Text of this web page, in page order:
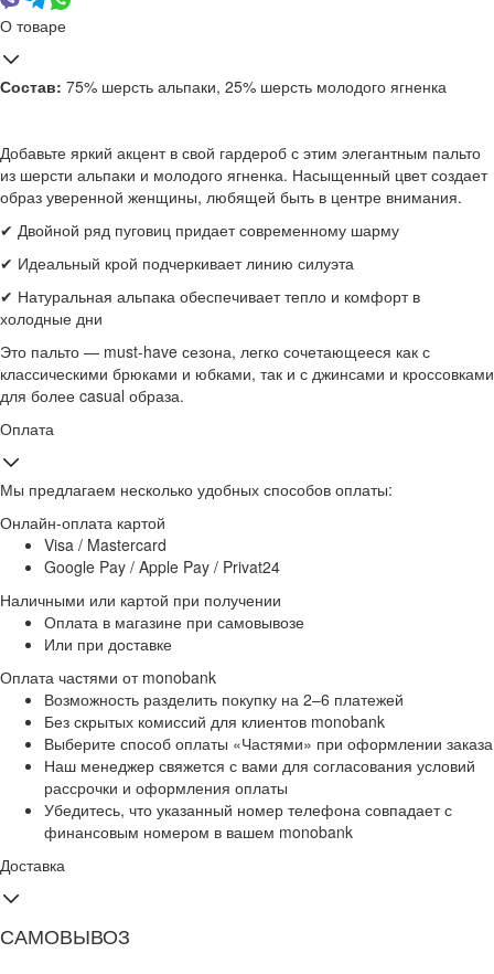
О товаре
Состав: 75% шерсть альпаки, 25% шерсть молодого ягненка
Добавьте яркий акцент в свой гардероб с этим элегантным пальто
из шерсти альпаки и молодого ягненка. Насыщенный цвет создает
образ уверенной женщины, любящей быть в центре внимания.
✔ Двойной ряд пуговиц придает современному шарму
✔ Идеальный крой подчеркивает линию силуэта
✔ Натуральная альпака обеспечивает тепло и комфорт в
холодные дни
Это пальто — must-have сезона, легко сочетающееся как с
классическими брюками и юбками, так и с джинсами и кроссовками
для более casual образа.
Оплата
Мы предлагаем несколько удобных способов оплаты:
Онлайн-оплата картой
Visa / Mastercard
Google Pay / Apple Pay / Privat24
Наличными или картой при получении
Оплата в магазине при самовывозе
Или при доставке
Оплата частями от monobank
Возможность разделить покупку на 2–6 платежей
Без скрытых комиссий для клиентов monobank
Выберите способ оплаты «Частями» при оформлении заказа
Наш менеджер свяжется с вами для согласования условий
рассрочки и оформления оплаты
Убедитесь, что указанный номер телефона совпадает с
финансовым номером в вашем monobank
Доставка
САМОВЫВОЗ